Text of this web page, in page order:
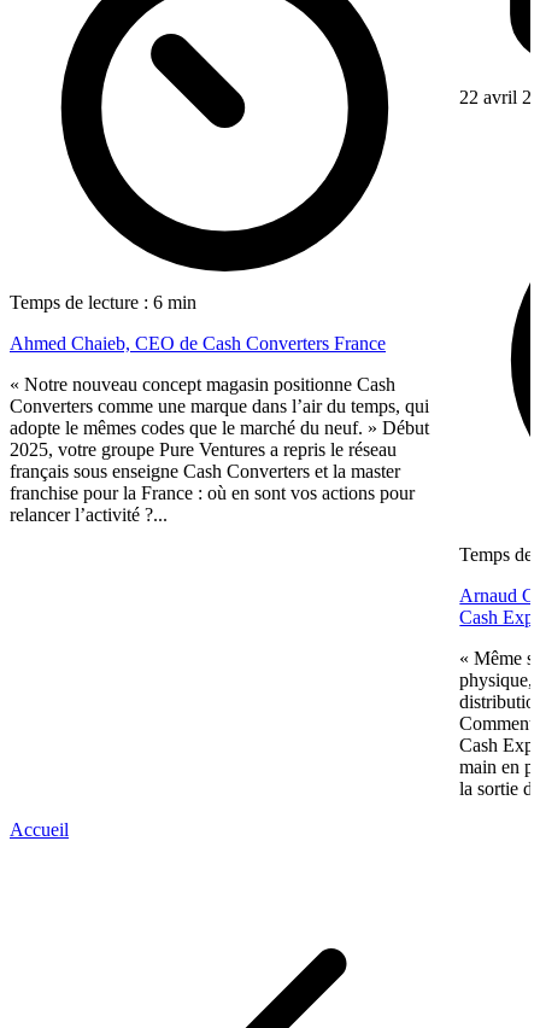
Temps de lecture : 6 min
Ahmed Chaieb, CEO de Cash Converters France
« Notre nouveau concept magasin positionne Cash
Converters comme une marque dans l’air du temps, qui
adopte le mêmes codes que le marché du neuf. » Début
2025, votre groupe Pure Ventures a repris le réseau
français sous enseigne Cash Converters et la master
franchise pour la France : où en sont vos actions pour
relancer l’activité ?...
22 avril
Temps de
Arnaud
Cash
« Même
physique,
Comment
Cash
main en
la sortie
Accueil